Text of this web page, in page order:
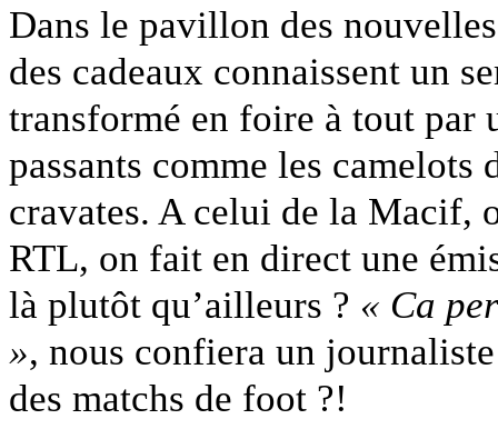
Dans le pavillon des
des cadeaux connaissent un
transformé en foire à tout par
passants comme les
cravates. A celui de la Macif,
RTL, on fait en direct une
là plutôt qu’ailleurs ? « Ca
», nous confiera un
des matchs de foot ?!